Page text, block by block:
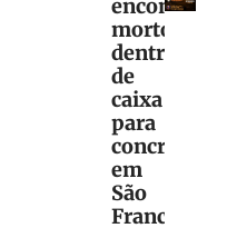
encontrado
morto
dentro
de
caixa
para
concreto
em
São
Francisco